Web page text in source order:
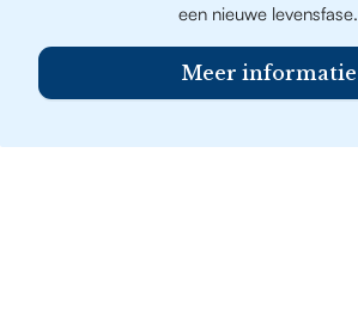
een nieuwe levensfase.
Meer informatie